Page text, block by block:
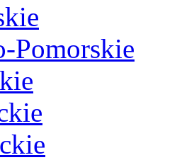
Pomorskie